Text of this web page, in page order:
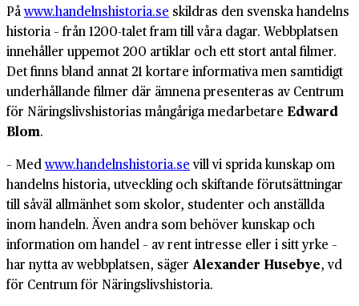
Påwww.handelnshistoria.se skildras den svenska handelns
historia – från 1200-talet fram till våra dagar. Webbplatsen
innehåller uppemot 200 artiklar och ett stort antal filmer.
Det finns bland annat 21 kortare informativa men samtidigt
underhållande filmer där ämnena presenteras av Centrum
för Näringslivshistorias mångåriga medarbetare Edward
Blom.
– Medwww.handelnshistoria.sevill vi sprida kunskap om
handelns historia, utveckling och skiftande förutsättningar
till såväl allmänhet som skolor, studenter och anställda
inom handeln. Även andra som behöver kunskap och
information om handel – av rent intresse eller i sitt yrke –
har nytta av webbplatsen, säger Alexander Husebye, vd
för Centrum för Näringslivshistoria.